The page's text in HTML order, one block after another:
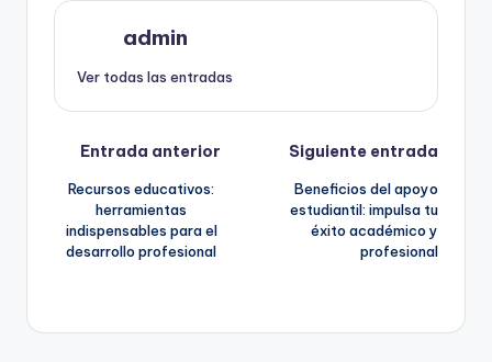
admin
Ver todas las entradas
Navegación
de
entradas
Entrada anterior
Recursos educativos:
herramientas
indispensables para el
desarrollo profesional
Siguiente entrada
Beneficios del apoyo
estudiantil: impulsa tu
éxito académico y
profesional